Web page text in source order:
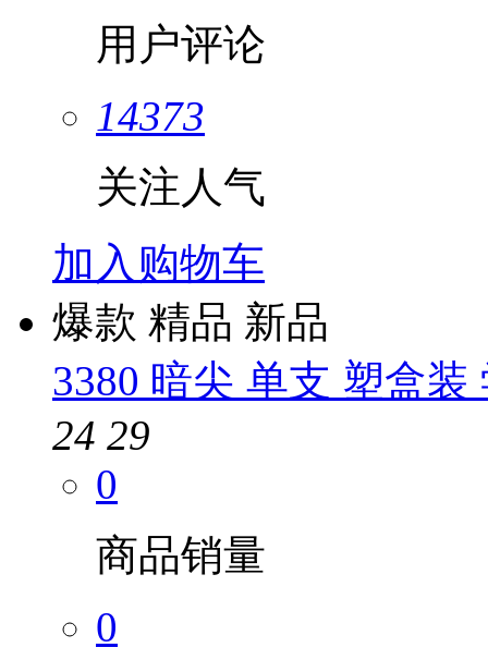
用户评论
14373
关注人气
加入购物车
爆款 精品 新品
3380 暗尖 单支 塑盒
24 29
0
商品销量
0